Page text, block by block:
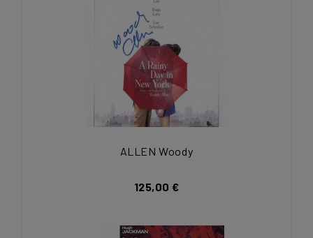
ALLEN Woody
125,00 €